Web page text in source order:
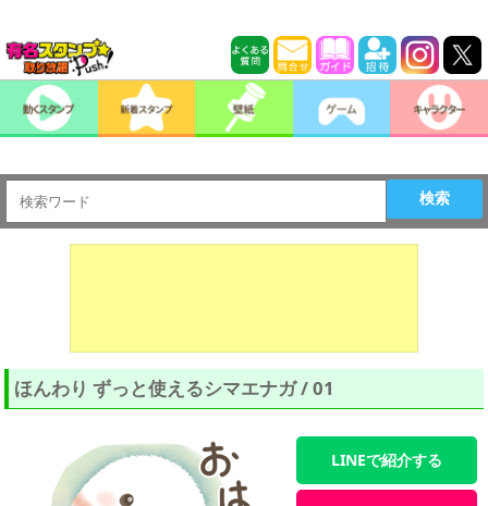
検索
ほんわり ずっと使えるシマエナガ / 01
LINEで紹介する